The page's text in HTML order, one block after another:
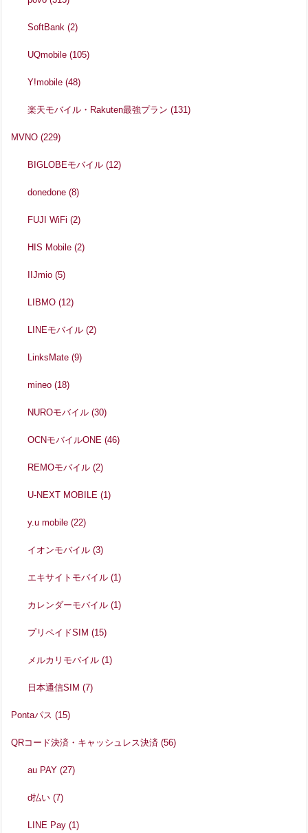
SoftBank(2)
UQmobile(105)
Y!mobile(48)
楽天モバイル・Rakuten最強プラン(131)
MVNO (229)
BIGLOBEモバイル(12)
donedone(8)
FUJI WiFi(2)
HIS Mobile(2)
IIJmio(5)
LIBMO(12)
LINEモバイル(2)
LinksMate(9)
mineo(18)
NUROモバイル(30)
OCNモバイルONE(46)
REMOモバイル(2)
U-NEXT MOBILE(1)
y.u mobile(22)
イオンモバイル(3)
エキサイトモバイル(1)
カレンダーモバイル(1)
プリペイドSIM(15)
メルカリモバイル(1)
日本通信SIM(7)
Pontaパス (15)
QRコード決済・キャッシュレス決済 (56)
au PAY(27)
d払い(7)
LINE Pay(1)